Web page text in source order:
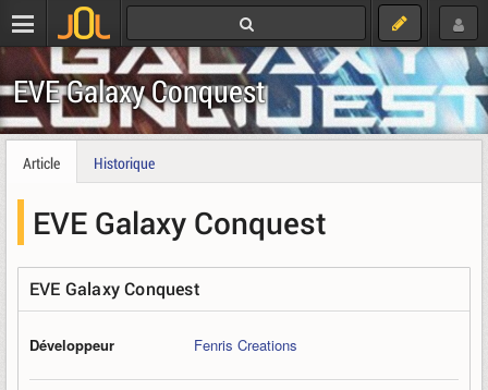
EVE Galaxy Conquest
Article Historique
EVE Galaxy Conquest
EVE Galaxy Conquest
Développeur Fenris Creations